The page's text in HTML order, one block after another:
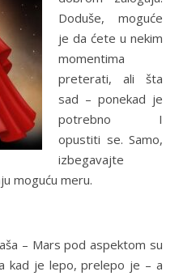
Doduše, moguće
je da ćete u nekim
momentima
preterati, ali šta
sad – ponekad je
potrebno I
opustiti se. Samo,
izbegavajte
moguću meru.
– Mars pod aspektom su
kad je lepo, prelepo je – a